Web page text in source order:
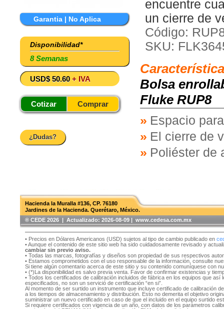
Garantia | No Aplica
Disponibilidad*
8 Semanas
USD$ 50.60 + IVA
Cotizar Comprar
¿Dudas?
encuentre
un cierre de
Código:
SKU:
Bolsa
Fluke RUP8
Espacio
El cierre de
Poliéster de
Hacienda la Muralla #136, CP. 76180
Jardines de la Hacienda. Querétaro, México.
®️ CEDE 2026 | Actualizado: 2026-08-09 | www.cedesa.com.mx
• Precios en Dólares Americanos (USD) sujetos al tipo de cambio publicado en
• Aunque el contenido de este sitio web ha sido cuidadosamente revisado y
cambiar sin previo aviso.
• Todas las marcas, fotografías y diseños son propiedad de sus respectivos
• Estamos comprometidos con el uso responsable de la información, consulte
Si tiene algún comentario acerca de este sitio y su contenido comuníquese con
• (*)La disponibilidad es salvo previa venta. Favor de confirmar existencias y
• Todos los certificados de calibración incluidos de fábrica en los equipos que
especificados, no son un servició de certificación “en si”.
Al momento de ser surtido un instrumento que incluye certificado de calibración
a los tiempos de almacenamiento y distribución. Esto no demerita el objetivo
suministrar un nuevo certificado en caso de que el incluido en el equipo surtido
Si requiere certificados con vigencia de un año, con datos de los parámetros